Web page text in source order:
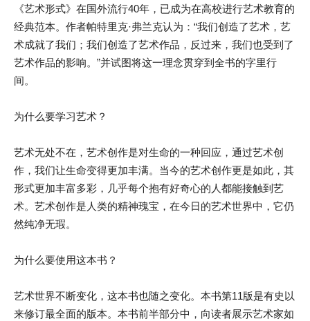
《艺术形式》在国外流行40年，已成为在高校进行艺术教育的
经典范本。作者帕特里克·弗兰克认为：“我们创造了艺术，艺
术成就了我们；我们创造了艺术作品，反过来，我们也受到了
艺术作品的影响。”并试图将这一理念贯穿到全书的字里行
间。
为什么要学习艺术？
艺术无处不在，艺术创作是对生命的一种回应，通过艺术创
作，我们让生命变得更加丰满。当今的艺术创作更是如此，其
形式更加丰富多彩，几乎每个抱有好奇心的人都能接触到艺
术。艺术创作是人类的精神瑰宝，在今日的艺术世界中，它仍
然纯净无瑕。
为什么要使用这本书？
艺术世界不断变化，这本书也随之变化。本书第11版是有史以
来修订最全面的版本。本书前半部分中，向读者展示艺术家如